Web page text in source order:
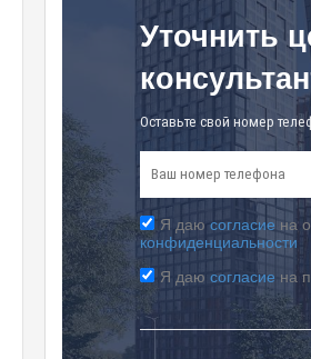
Уточнить
Оставьте свой номер
Я даюсогласие на
конфиденциальности
Я даю согласие на